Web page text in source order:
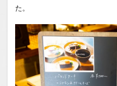
た。